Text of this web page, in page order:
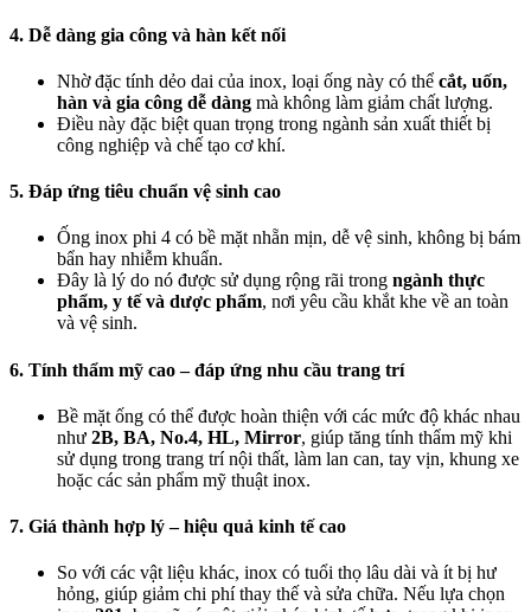
4. Dễ dàng gia công và hàn kết nối
Nhờ đặc tính dẻo dai của inox, loại ống này có thể cắt, uốn,
hàn và gia công dễ dàng mà không làm giảm chất lượng.
Điều này đặc biệt quan trọng trong ngành sản xuất thiết bị
công nghiệp và chế tạo cơ khí.
5. Đáp ứng tiêu chuẩn vệ sinh cao
Ống inox phi 4 có bề mặt nhẵn mịn, dễ vệ sinh, không bị bám
bẩn hay nhiễm khuẩn.
Đây là lý do nó được sử dụng rộng rãi trong ngành thực
phẩm, y tế và dược phẩm, nơi yêu cầu khắt khe về an toàn
và vệ sinh.
6. Tính thẩm mỹ cao – đáp ứng nhu cầu trang trí
Bề mặt ống có thể được hoàn thiện với các mức độ khác nhau
như 2B, BA, No.4, HL, Mirror, giúp tăng tính thẩm mỹ khi
sử dụng trong trang trí nội thất, làm lan can, tay vịn, khung xe
hoặc các sản phẩm mỹ thuật inox.
7. Giá thành hợp lý – hiệu quả kinh tế cao
So với các vật liệu khác, inox có tuổi thọ lâu dài và ít bị hư
hỏng, giúp giảm chi phí thay thế và sửa chữa. Nếu lựa chọn